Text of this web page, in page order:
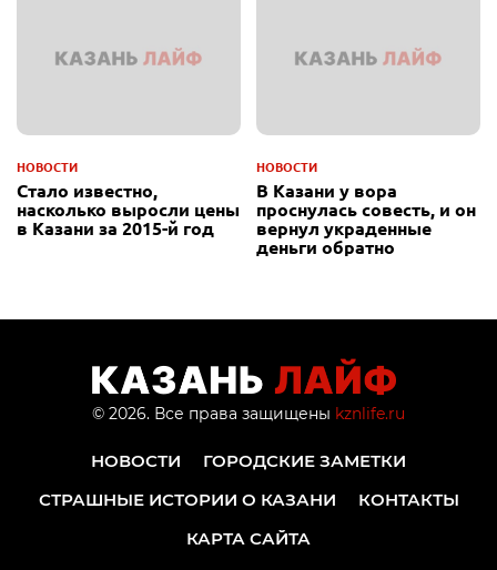
НОВОСТИ
Стало известно,
насколько выросли цены
в Казани за 2015-й год
НОВОСТИ
В Казани у вора
проснулась совесть, и он
вернул украденные
деньги обратно
© 2026. Все права защищены kznlife.ru
НОВОСТИ
ГОРОДСКИЕ ЗАМЕТКИ
СТРАШНЫЕ ИСТОРИИ О КАЗАНИ
КОНТАКТЫ
КАРТА САЙТА